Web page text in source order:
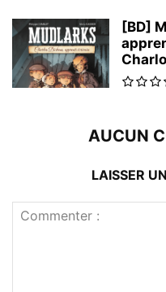
[BD]
AUCUN
LAISSER